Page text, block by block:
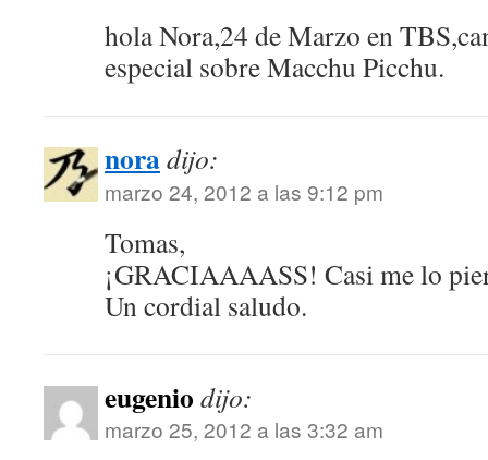
hola Nora,24 de Marzo en
especial sobre Macchu Picchu.
noradijo:
marzo 24, 2012 a las 9:12 pm
Tomas,
¡GRACIAAAASS! Casi me lo
Un cordial saludo.
eugenio dijo:
marzo 25, 2012 a las 3:32 am